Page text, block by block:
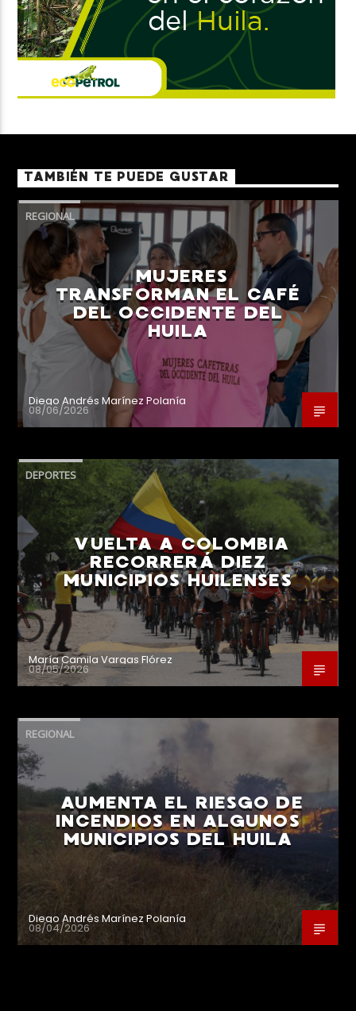
TAMBIÉN TE PUEDE GUSTAR
REGIONAL
MUJERES
TRANSFORMAN EL CAFÉ
DEL OCCIDENTE DEL
HUILA
Diego Andrés Marínez Polanía
08/06/2026
DEPORTES
VUELTA A COLOMBIA
RECORRERÁ DIEZ
MUNICIPIOS HUILENSES
María Camila Vargas Flórez
08/05/2026
REGIONAL
AUMENTA EL RIESGO DE
INCENDIOS EN ALGUNOS
MUNICIPIOS DEL HUILA
Diego Andrés Marínez Polanía
08/04/2026